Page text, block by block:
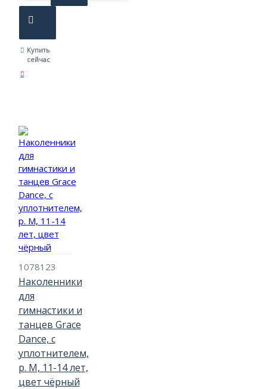
Купить
сейчас
1078123
Наколенники
для
гимнастики и
танцев Grace
Dance, с
уплотнителем,
р. M, 11-14 лет,
цвет чёрный